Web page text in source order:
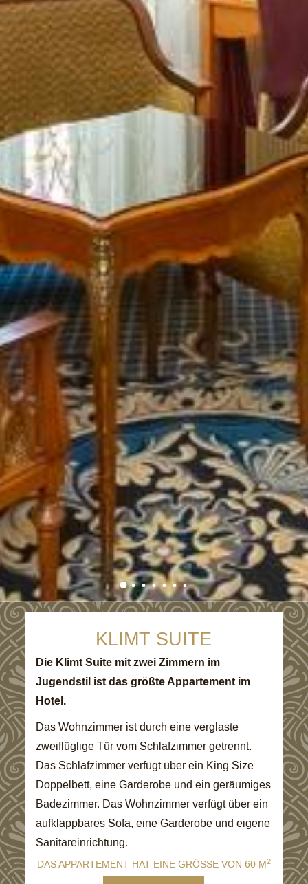
KLIMT SUITE
Die Klimt Suite mit zwei Zimmern im
Jugendstil ist das größte Appartement im
Hotel.
Das Wohnzimmer ist durch eine verglaste
zweiflüglige Tür vom Schlafzimmer getrennt.
Das Schlafzimmer verfügt über ein King Size
Doppelbett, eine Garderobe und ein geräumiges
Badezimmer. Das Wohnzimmer verfügt über ein
aufklappbares Sofa, eine Garderobe und eigene
Sanitäreinrichtung.
DAS APPARTEMENT HAT EINE GRÖSSE VON 60 M 2